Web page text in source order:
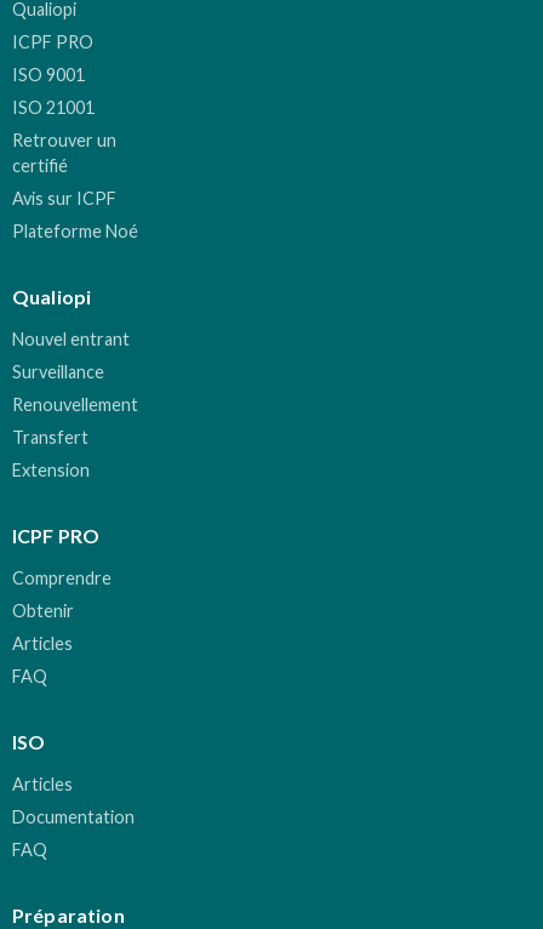
Qualiopi
ICPF PRO
ISO 9001
ISO 21001
Retrouver un
certifié
Avis sur ICPF
Plateforme Noé
Qualiopi
Nouvel entrant
Surveillance
Renouvellement
Transfert
Extension
ICPF PRO
Comprendre
Obtenir
Articles
FAQ
ISO
Articles
Documentation
FAQ
Préparation